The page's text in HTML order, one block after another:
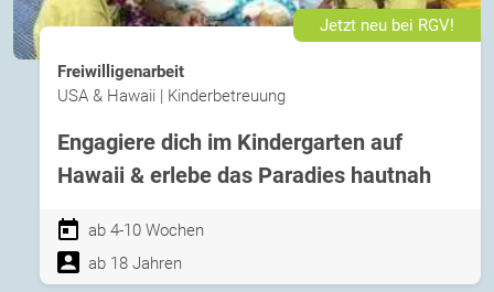
Jetzt neu bei RGV!
Freiwilligenarbeit
USA & Hawaii | Kinderbetreuung
Engagiere dich im Kindergarten auf
Hawaii & erlebe das Paradies hautnah
ab 4-10 Wochen
ab 18 Jahren